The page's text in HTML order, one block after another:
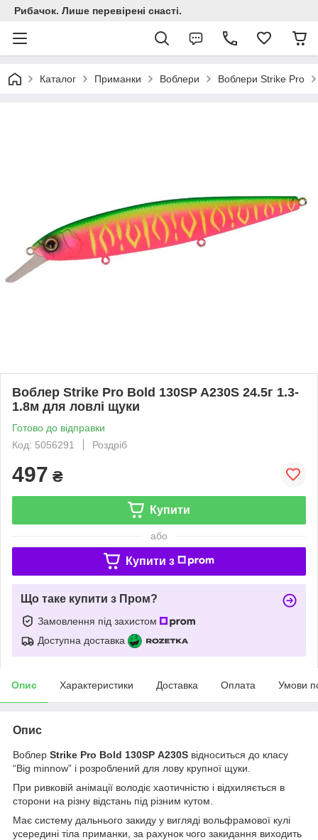
Рибачок. Лише перевірені снасті.
Каталог Приманки Воблери Воблери Strike Pro
Воблер Strike Pro Bold 130SP A230S 24.5г 1.3-
1.8м для ловлі щуки
Готово до відправки
Код: 5056291
Роздріб
497 ₴
Купити
або
Купити з
Що таке купити з Пром?
Замовлення під захистом
Доступна доставка
Опис Характеристики Доставка Оплата Умови
Опис
Воблер Strike Pro Bold 130SP A230S відноситься до класу
“Big minnow” і розроблений для лову крупної щуки.
При ривковій анімації володіє хаотичністю і відхиляється в
сторони на різну відстань під різним кутом.
Має систему дальнього закиду у вигляді вольфрамової кулі
усередині тіла приманки, за рахунок чого закидання виходить